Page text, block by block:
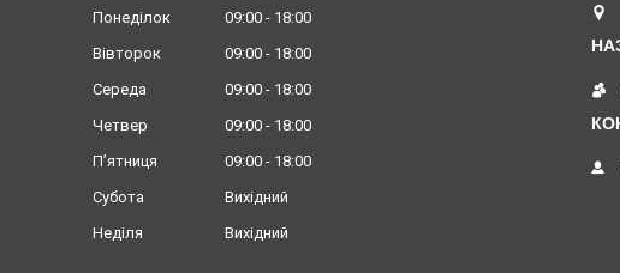
Понеділок 09:00
18:00
Вівторок
09:00
18:00
Середа
09:00
18:00
Четвер
09:00
18:00
Пʼятниця
09:00
18:00
Субота
Вихідний
Неділя
Вихідний